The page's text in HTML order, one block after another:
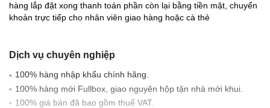
hàng lắp đặt xong thanh toán phần còn lại bằng tiền mặt, chuyển
khoản trực tiếp cho nhân viên giao hàng hoặc cà thẻ
Dịch vụ chuyên nghiệp
100% hàng nhập khẩu chính hãng.
100% hàng mới Fullbox, giao nguyên hộp tận nhà mới khui.
100% giá bán đã bao gồm thuế VAT.